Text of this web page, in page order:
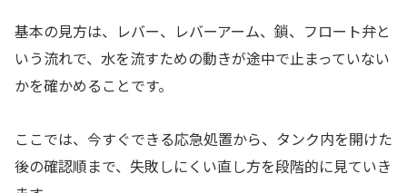
基本の見方は、レバー、レバーアーム、鎖、フロート弁と
いう流れで、水を流すための動きが途中で止まっていない
かを確かめることです。
ここでは、今すぐできる応急処置から、タンク内を開けた
後の確認順まで、失敗しにくい直し方を段階的に見ていき